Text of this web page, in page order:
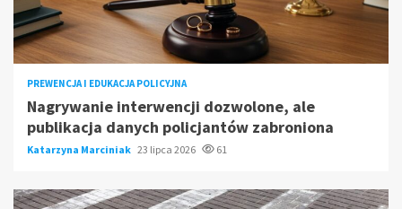
PREWENCJA I EDUKACJA POLICYJNA
Nagrywanie interwencji dozwolone, ale
publikacja danych policjantów zabroniona
Katarzyna Marciniak 23 lipca 2026 61